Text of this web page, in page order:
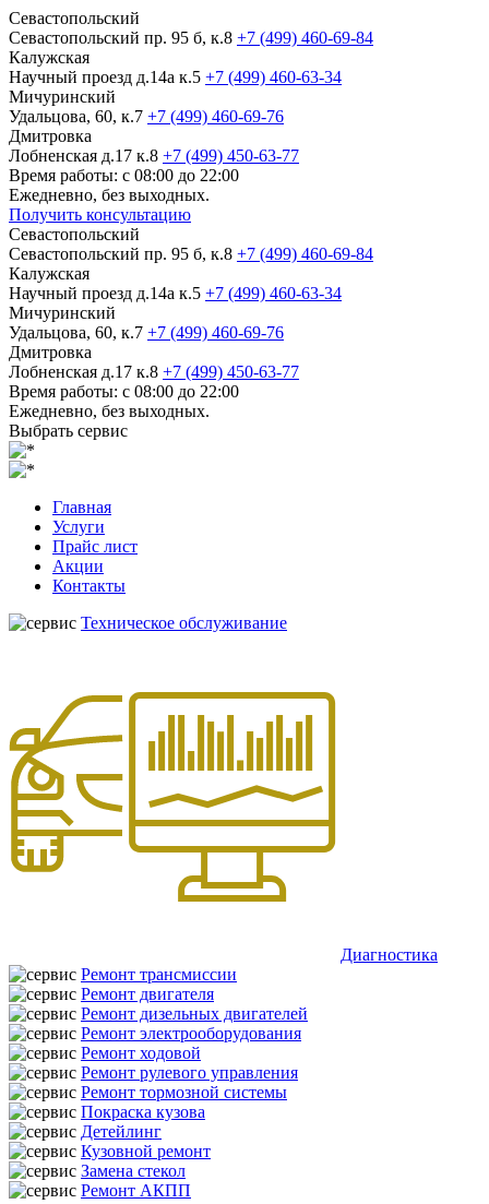
Севастопольский
Севастопольский пр. 95 б, к.8 +7 (499) 460-69-84
Калужская
Научный проезд д.14а к.5 +7 (499) 460-63-34
Мичуринский
Удальцова, 60, к.7 +7 (499) 460-69-76
Дмитровка
Лобненская д.17 к.8 +7 (499) 450-63-77
Время работы: с 08:00 до 22:00
Ежедневно, без выходных.
Получить консультацию
Севастопольский
Севастопольский пр. 95 б, к.8 +7 (499) 460-69-84
Калужская
Научный проезд д.14а к.5 +7 (499) 460-63-34
Мичуринский
Удальцова, 60, к.7 +7 (499) 460-69-76
Дмитровка
Лобненская д.17 к.8 +7 (499) 450-63-77
Время работы: с 08:00 до 22:00
Ежедневно, без выходных.
Выбрать сервис
Главная
Услуги
Прайс лист
Акции
Контакты
Техническое обслуживание
Диагностика
Ремонт трансмиссии
Ремонт двигателя
Ремонт дизельных двигателей
Ремонт электрооборудования
Ремонт ходовой
Ремонт рулевого управления
Ремонт тормозной системы
Покраска кузова
Детейлинг
Кузовной ремонт
Замена стекол
Ремонт АКПП